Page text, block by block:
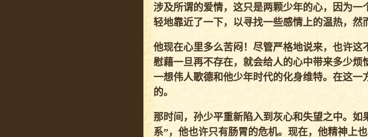
涉及所谓的爱情，这只是两颗少年的心，因为
轻地靠近了一下，以寻找一些感情上的温热，然
他现在心里多么苦闷！尽管严格地说来，也许这
慰藉一旦再不存在，就会给人的心中带来多少烦
一想伟人歌德和他少年时代的化身维特。在这一
的。
那时间，孙少平重新陷入到灰心和失望之中。如
系”，他也许只有肠胃的危机。现在，他精神